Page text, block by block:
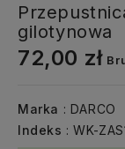
gilotynowa
72,00 zł
Marka : DARCO
Indeks : WK-